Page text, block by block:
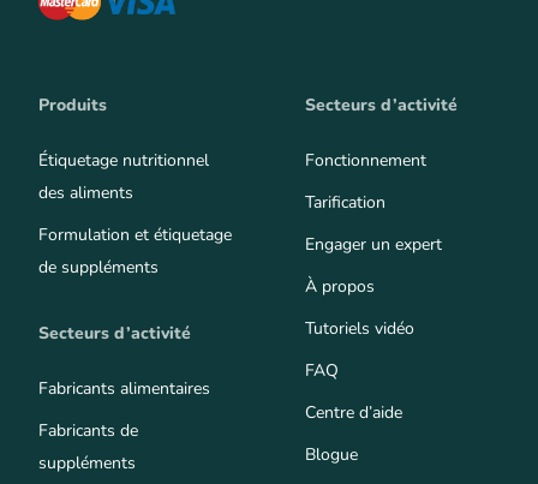
Produits
Étiquetage nutritionnel
des aliments
Formulation et étiquetage
de suppléments
Secteurs d’activité
Fabricants alimentaires
Fabricants de
suppléments
Secteurs d’activité
Fonctionnement
Tarification
Engager un expert
À propos
Tutoriels vidéo
FAQ
Centre d’aide
Blogue